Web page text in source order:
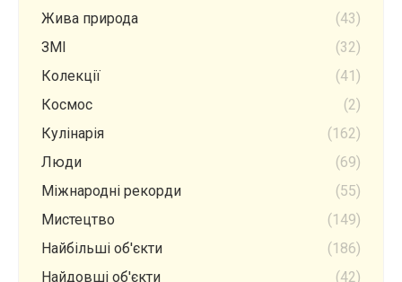
Жива природа
(43)
ЗМІ
(32)
Колекції
(41)
Космос
(2)
Кулінарія
(162)
Люди
(69)
Міжнародні рекорди
(55)
Мистецтво
(149)
Найбільші об'єкти
(186)
Найдовші об'єкти
(42)